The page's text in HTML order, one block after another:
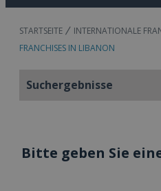
STARTSEITE
INTERNATIONALE
FRANCHISES IN LIBANON
Suchergebnisse
Bitte geben Sie